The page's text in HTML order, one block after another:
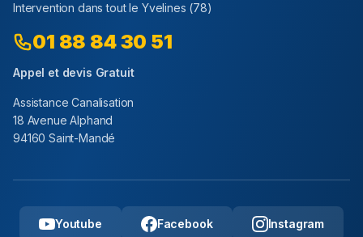
Intervention dans tout le Yvelines (78)
01 88 84 30 51
Appel et devis Gratuit
Assistance Canalisation
18 Avenue Alphand
94160 Saint-Mandé
Youtube Facebook Instagram